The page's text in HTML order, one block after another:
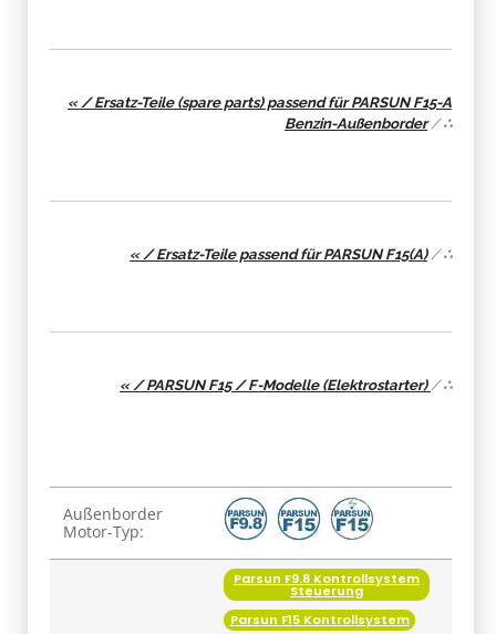
« / Ersatz-Teile (spare parts) passend für PARSUN F15-A
Benzin-Außenborder/∴
« / Ersatz-Teile passend für PARSUN F15(A)/∴
« / PARSUN F15 / F-Modelle (Elektrostarter) /∴
Produkteigenschaft
Wert
Außenborder
Motor-Typ:
Parsun F9.8 Kontrollsystem
Steuerung
Parsun F15 Kontrollsystem